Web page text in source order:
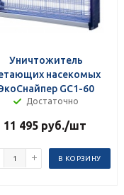
Уничтожитель
насекомых
GC1-60
Достаточно
11 495руб./шт
В КОРЗИНУ